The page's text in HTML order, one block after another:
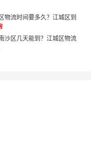
物流时间要多久？ 江城区到
沙区几天能到？ 江城区物流